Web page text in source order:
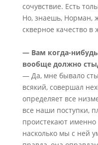
сочувствие. Есть
Но, знаешь, Норман,
скверное качество в
— Вам когда-
вообще должно
— Да, мне бывало
всякий, совершал
определяет все
все наши поступки,
проистекают именно
насколько мы с ней